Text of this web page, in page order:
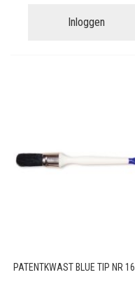
Inloggen
PATENTKWAST BLUE TIP NR 16